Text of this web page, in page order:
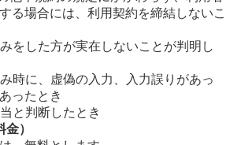
る場合には、利用契約を締結しないこ
をした方が実在しないことが判明し
時に、虚偽の入力、入力誤りがあっ
ったとき
と判断したとき
）